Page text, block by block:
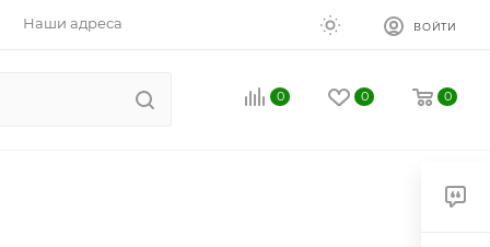
Наши адреса ВОЙТИ
0 0 0